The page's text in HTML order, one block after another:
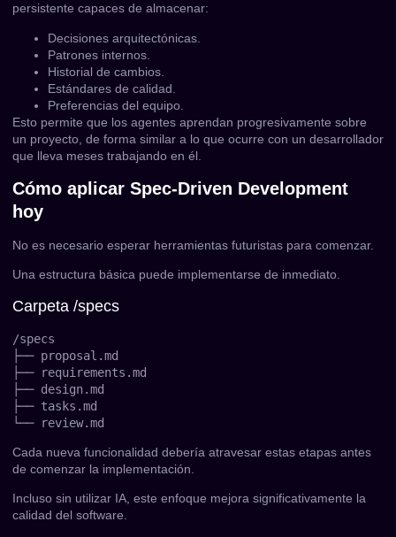
persistente capaces de almacenar:
Decisiones arquitectónicas.
Patrones internos.
Historial de cambios.
Estándares de calidad.
Preferencias del equipo.
Esto permite que los agentes aprendan progresivamente sobre
un proyecto, de forma similar a lo que ocurre con un desarrollador
que lleva meses trabajando en él.
Cómo aplicar Spec-Driven Development
hoy
No es necesario esperar herramientas futuristas para comenzar.
Una estructura básica puede implementarse de inmediato.
Carpeta /specs
/specs
├── proposal.md
├── requirements.md
├── design.md
├── tasks.md
Cada nueva funcionalidad debería atravesar estas etapas antes
de comenzar la implementación.
Incluso sin utilizar IA, este enfoque mejora significativamente la
calidad del software.